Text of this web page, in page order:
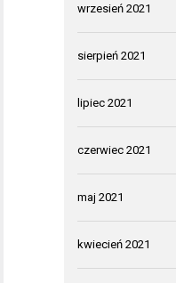
wrzesień 2021
sierpień 2021
lipiec 2021
czerwiec 2021
maj 2021
kwiecień 2021